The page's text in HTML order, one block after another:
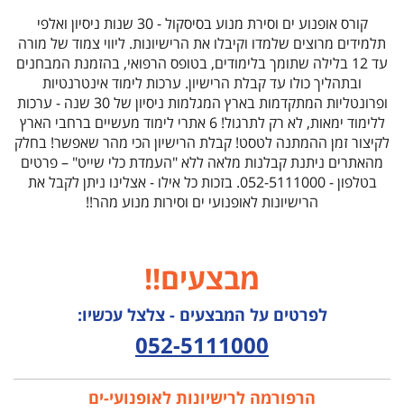
קורס אופנוע ים וסירת מנוע בסיסקול - 30 שנות ניסיון ואלפי
תלמידים מרוצים שלמדו וקיבלו את הרישיונות. ליווי צמוד של מורה
עד 12 בלילה שתומך בלימודים, בטופס הרפואי, בהזמנת המבחנים
ובתהליך כולו עד קבלת הרישיון. ערכות לימוד אינטרנטיות
ופרונטליות המתקדמות בארץ המגלמות ניסיון של 30 שנה - ערכות
ללימוד ימאות, לא רק לתרגול!
6 אתרי לימוד מעשיים ברחבי הארץ
לקיצור זמן ההמתנה לטסט! קבלת הרישיון הכי מהר שאפשר! בחלק
מהאתרים ניתנת קבלנות מלאה ללא "העמדת כלי שייט" – פרטים
בטלפון - 052-5111000.
בזכות כל אילו - אצלינו ניתן לקבל את
הרישיונות לאופנועי ים וסירות מנוע מהר!!
מבצעים!!
לפרטים על המבצעים - צלצל עכשיו:
052-5111000
הרפורמה לרישיונות לאופנועי-ים